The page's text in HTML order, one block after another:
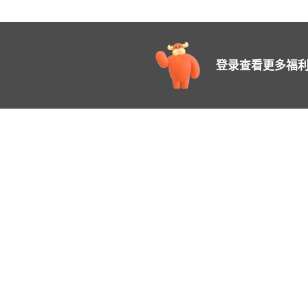
登录查看更多福